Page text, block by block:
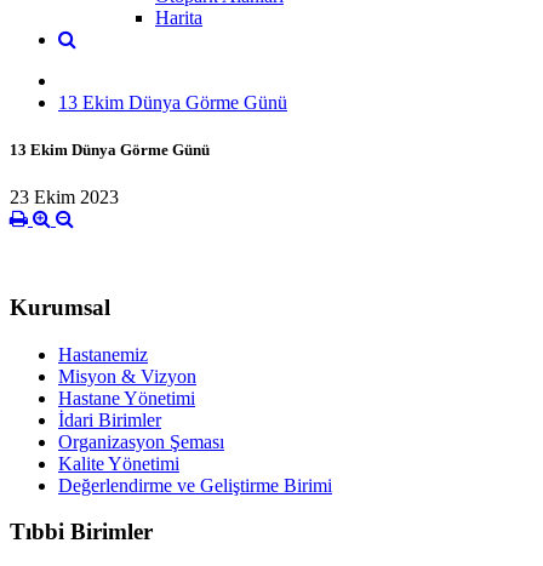
Harita
13 Ekim Dünya Görme Günü
13 Ekim Dünya Görme Günü
23 Ekim 2023
Kurumsal
Hastanemiz
Misyon & Vizyon
Hastane Yönetimi
İdari Birimler
Organizasyon Şeması
Kalite Yönetimi
Değerlendirme ve Geliştirme Birimi
Tıbbi Birimler